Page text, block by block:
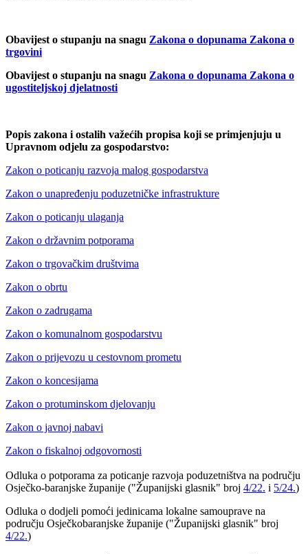
Obavijest o stupanju na snagu Zakona o dopunama Zakona o
trgovini
Obavijest o stupanju na snagu Zakona o dopunama Zakona o
ugostiteljskoj djelatnosti
Popis zakona i ostalih važećih propisa koji se primjenjuju u
Upravnom odjelu za gospodarstvo:
Zakon o poticanju razvoja malog gospodarstva
Zakon o unapređenju poduzetničke infrastrukture
Zakon o poticanju ulaganja
Zakon o državnim potporama
Zakon o trgovačkim društvima
Zakon o obrtu
Zakon o zadrugama
Zakon o komunalnom gospodarstvu
Zakon o prijevozu u cestovnom prometu
Zakon o koncesijama
Zakon o protuminskom djelovanju
Zakon o javnoj nabavi
Zakon o fiskalnoj odgovornosti
Odluka o potporama za poticanje razvoja poduzetništva na području
Osječko-baranjske županije ("Županijski glasnik" broj 4/22. i 5/24.)
Odluka o dodjeli pomoći jedinicama lokalne samouprave na
području Osječkobaranjske županije ("Županijski glasnik" broj
4/22.)